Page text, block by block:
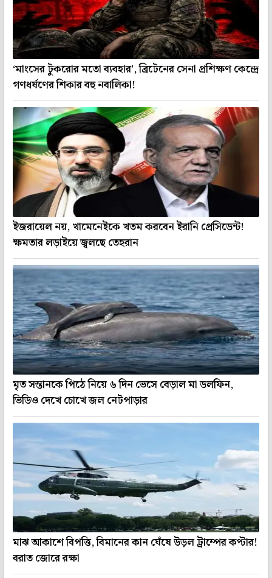
‘মাংসের টুকরোর মতো ব্যবহার’, ব্রিটেনের সেনা প্রশিক্ষণ কেন্দ্রে
গণধর্ষণের শিকার বহু নবালিকা!
ইজরায়েল নয়, খামেনেইকে খতম করবেন ইরানি প্রেসিডেন্ট!
ক্ষমতার লড়াইয়ে জ্বলছে তেহরান
মৃত সন্তানকে পিঠে নিয়ে ৬ দিন ভেসে বেড়াল মা ডলফিন,
ভিডিও দেখে চোখে জল নেটপাড়ার
মাঝ আকাশে বিপত্তি, বিমানের কান ঘেঁষে উড়ল ট্রাম্পের কপ্টার!
বরাত জোরে রক্ষা